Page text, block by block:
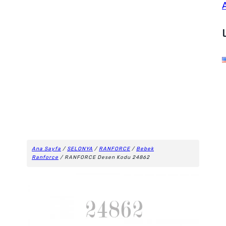
Ana Sayfa / SELONYA / RANFORCE / Bebek
Ranforce / RANFORCE Desen Kodu 24862